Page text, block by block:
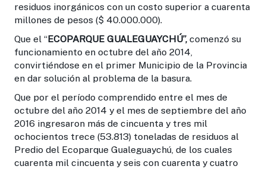
residuos inorgánicos con un costo superior a cuarenta
millones de pesos ($ 40.000.000).
Que el “ECOPARQUE GUALEGUAYCHÚ”, comenzó su
funcionamiento en octubre del año 2014,
convirtiéndose en el primer Municipio de la Provincia
en dar solución al problema de la basura.
Que por el período comprendido entre el mes de
octubre del año 2014 y el mes de septiembre del año
2016 ingresaron más de cincuenta y tres mil
ochocientos trece (53.813) toneladas de residuos al
Predio del Ecoparque Gualeguaychú, de los cuales
cuarenta mil cincuenta y seis con cuarenta y cuatro